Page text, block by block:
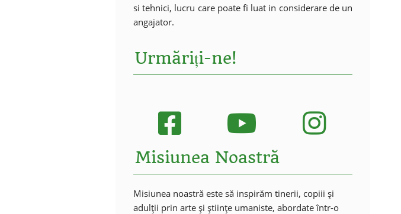
si tehnici, lucru care poate fi luat in considerare de un
angajator.
Urmăriți-ne!
Misiunea Noastră
Misiunea noastră este să inspirăm tinerii, copiii și
adulții prin arte și științe umaniste, abordate într-o